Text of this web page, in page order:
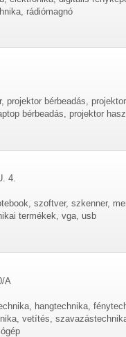
rádiómagnó
projektor bérbeadás,
bérbeadás, projektor
4.
szoftver, szkenner,
termékek, vga, usb
A
hangtechnika,
vetítés,